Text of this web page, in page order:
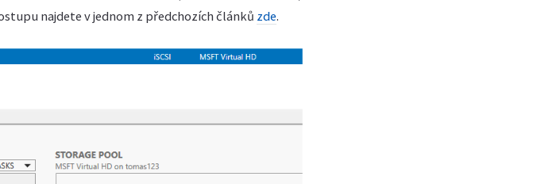
najdete v jednom z předchozích článků zde.